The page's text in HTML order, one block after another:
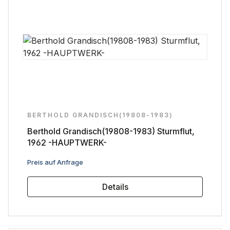
BERTHOLD GRANDISCH(19808-1983)
Berthold Grandisch(19808-1983) Sturmflut,
1962 -HAUPTWERK-
Regulärer Preis:
Preis auf Anfrage
Details